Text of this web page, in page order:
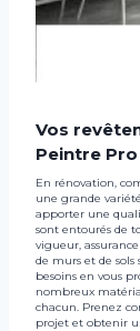
Vos
Peintre Pro
En rénovation,
une grande
apporter une
sont entourés de
vigueur,
de murs et de
besoins en vous
nombreux
chacun. Prenez
projet et obtenir